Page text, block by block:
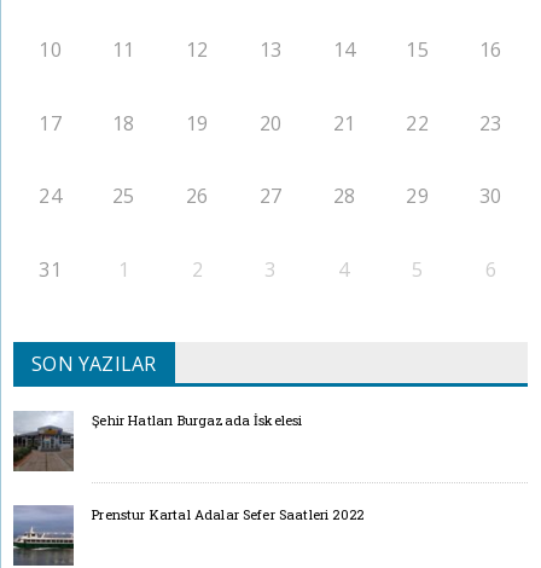
10 11 12 13 14 15 16
17 18 19 20 21 22 23
24 25 26 27 28 29 30
31 1 2 3 4 5 6
SON YAZILAR
Şehir Hatları Burgazada İskelesi
Prenstur Kartal Adalar Sefer Saatleri 2022